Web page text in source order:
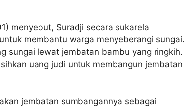
menyebut, Suradji secara sukarela
membantu warga menyeberangi sungai.
sungai lewat jembatan bambu yang ringkih.
uang judi untuk membangun jembatan
jembatan sumbangannya sebagai